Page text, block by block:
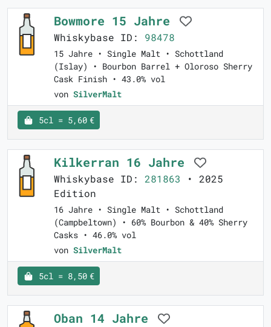
Bowmore 15 Jahre
Whiskybase ID: 98478
15 Jahre • Single Malt • Schottland
(Islay) • Bourbon Barrel + Oloroso Sherry
Cask Finish • 43.0% vol
von SilverMalt
5cl = 5,60 €
Kilkerran 16 Jahre
Whiskybase ID: 281863 • 2025
Edition
16 Jahre • Single Malt • Schottland
(Campbeltown) • 60% Bourbon & 40% Sherry
Casks • 46.0% vol
von SilverMalt
5cl = 8,50 €
Oban 14 Jahre